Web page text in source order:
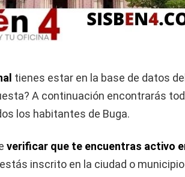
tienes estar en la base de datos
A continuación encontrarás
los habitantes de Buga.
verificar que te encuentras activo
inscrito en la ciudad o